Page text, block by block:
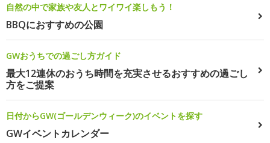
自然の中で家族や友人とワイワイ楽しもう！
BBQにおすすめの公園
GWおうちでの過ごし方ガイド
最大12連休のおうち時間を充実させるおすすめの過ごし
方をご提案
日付からGW(ゴールデンウィーク)のイベントを探す
GWイベントカレンダー